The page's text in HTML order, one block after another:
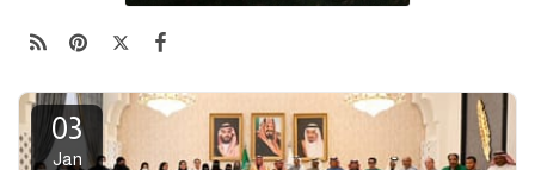
03
Jan